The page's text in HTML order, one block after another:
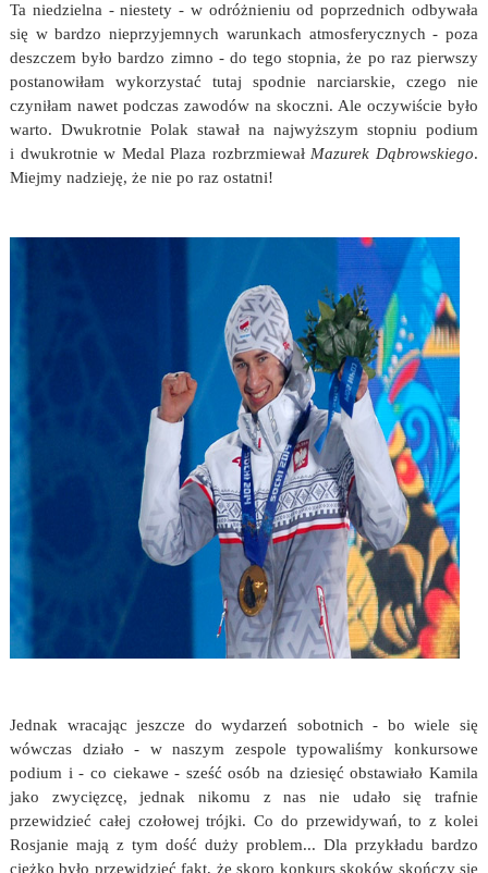
Ta niedzielna - niestety - w odróżnieniu od poprzednich odbywała
się w bardzo nieprzyjemnych warunkach atmosferycznych - poza
deszczem było bardzo zimno - do tego stopnia, że po raz pierwszy
postanowiłam wykorzystać tutaj spodnie narciarskie, czego nie
czyniłam nawet podczas zawodów na skoczni. Ale oczywiście było
warto. Dwukrotnie Polak stawał na najwyższym stopniu podium
i dwukrotnie w Medal Plaza rozbrzmiewał Mazurek Dąbrowskiego.
Miejmy nadzieję, że nie po raz ostatni!
Jednak wracając jeszcze do wydarzeń sobotnich - bo wiele się
wówczas działo - w naszym zespole typowaliśmy konkursowe
podium i - co ciekawe - sześć osób na dziesięć obstawiało Kamila
jako zwycięzcę, jednak nikomu z nas nie udało się trafnie
przewidzieć całej czołowej trójki. Co do przewidywań, to z kolei
Rosjanie mają z tym dość duży problem... Dla przykładu bardzo
ciężko było przewidzieć fakt, że skoro konkurs skoków skończy się